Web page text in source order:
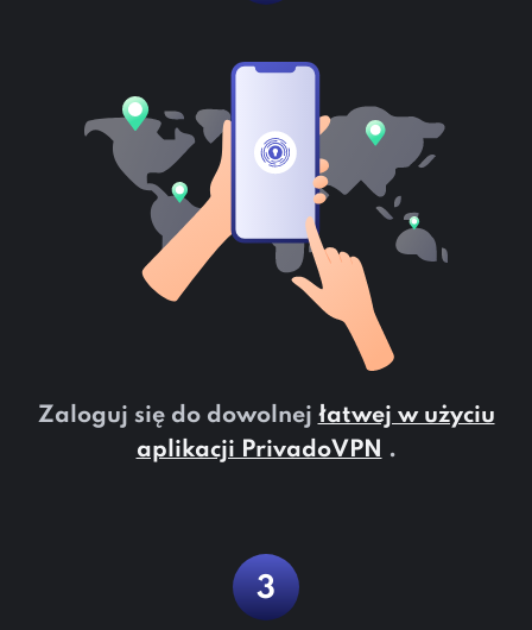
Zaloguj się do dowolnej łatwej w użyciu
aplikacji PrivadoVPN .
3